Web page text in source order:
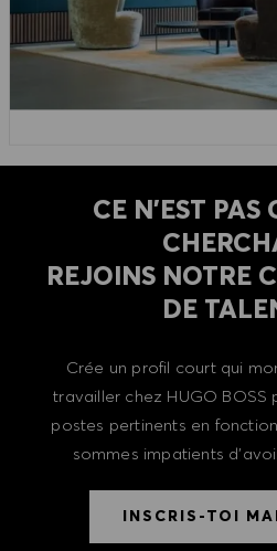
CE N'EST PAS
REJOINS NOTRE
DE
Crée un profil court qui
travailler chez HUGO
postes pertinents en
sommes impatients
INSCRIS-TOI